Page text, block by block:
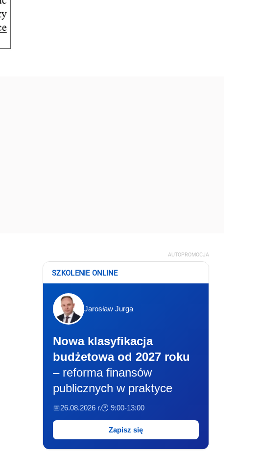
AUTOPROMOCJA
SZKOLENIE ONLINE
Jarosław Jurga
Nowa klasyfikacja
budżetowa od 2027 roku
– reforma finansów
publicznych w praktyce
📅26.08.2026 r.🕐 9:00-13:00
Zapisz się